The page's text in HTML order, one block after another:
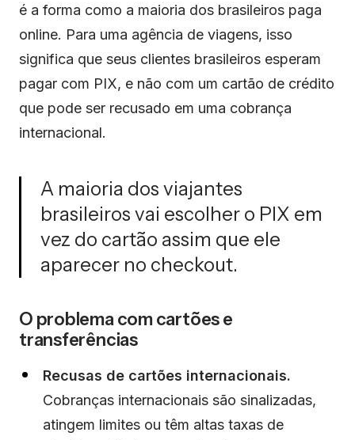
é a forma como a maioria dos brasileiros paga
online. Para uma agência de viagens, isso
significa que seus clientes brasileiros esperam
pagar com PIX, e não com um cartão de crédito
que pode ser recusado em uma cobrança
internacional.
A maioria dos viajantes
brasileiros vai escolher o PIX em
vez do cartão assim que ele
aparecer no checkout.
O problema com cartões e
transferências
Recusas de cartões internacionais.
Cobranças internacionais são sinalizadas,
atingem limites ou têm altas taxas de